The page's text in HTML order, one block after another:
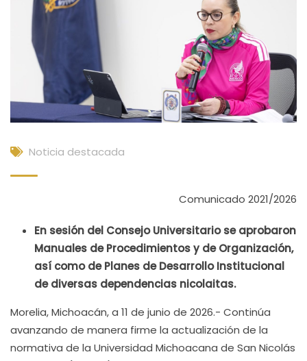
Noticia destacada
Comunicado 2021/2026
En sesión del Consejo Universitario se aprobaron
Manuales de Procedimientos y de Organización,
así como de Planes de Desarrollo Institucional
de diversas dependencias nicolaitas.
Morelia, Michoacán, a 11 de junio de 2026.- Continúa
avanzando de manera firme la actualización de la
normativa de la Universidad Michoacana de San Nicolás